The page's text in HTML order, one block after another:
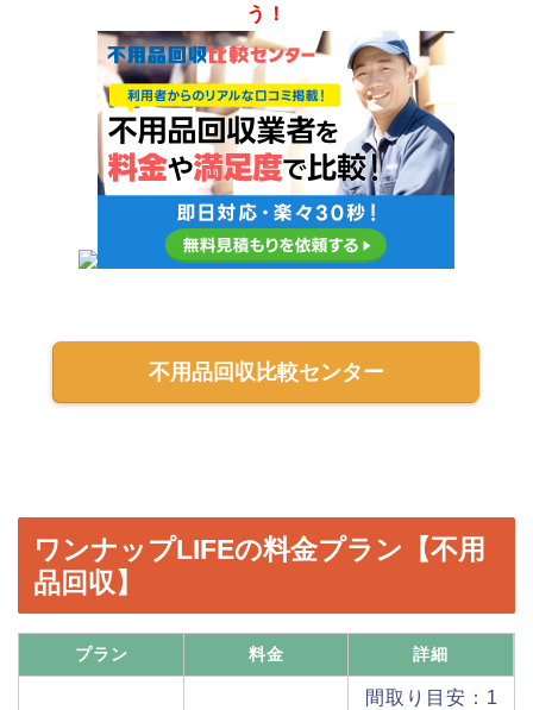
う！
不用品回収比較センター
ワンナップLIFEの料金プラン【不用
品回収】
プラン 料金 詳細
間取り目安：1